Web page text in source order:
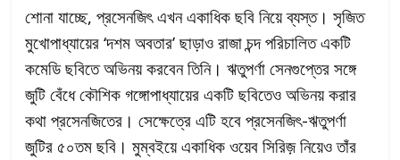
শোনা যাচ্ছে, প্রসেনজিৎ এখন একাধিক ছবি নিয়ে ব্যস্ত। সৃজিত
মুখোপাধ্যায়ের ‘দশম অবতার’ ছাড়াও রাজা চন্দ পরিচালিত একটি
কমেডি ছবিতে অভিনয় করবেন তিনি। ঋতুপর্ণা সেনগুপ্তের সঙ্গে
জুটি বেঁধে কৌশিক গঙ্গোপাধ্যায়ের একটি ছবিতেও অভিনয় করার
কথা প্রসেনজিতের। সেক্ষেত্রে এটি হবে প্রসেনজিৎ-ঋতুপর্ণা
জুটির ৫০তম ছবি। মুম্বইয়ে একাধিক ওয়েব সিরিজ় নিয়েও তাঁর